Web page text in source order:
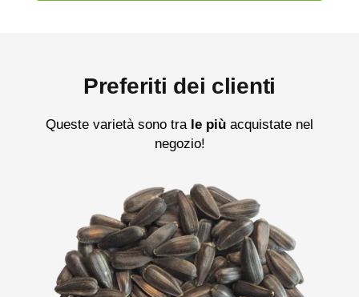
Preferiti dei clienti
Queste varietà sono tra le più acquistate nel
negozio!